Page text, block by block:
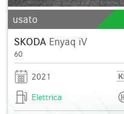
usato
SKODA Enyaq iV
60
2021
Elettrica